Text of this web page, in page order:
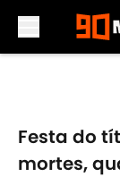
Festa do
mortes,